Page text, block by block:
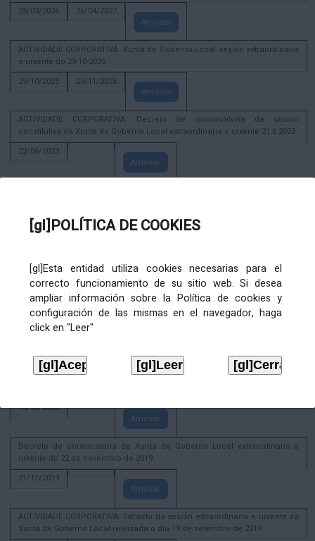
[gl]POLÍTICA DE COOKIES
[gl]Esta entidad utiliza cookies necesarias para el
correcto funcionamiento de su sitio web. Si desea
ampliar información sobre la Política de cookies y
configuración de las mismas en el navegador, haga
click en "Leer"
25/03/2026
26/04/2027
Amosar
ACTIVIDADE CORPORATIVA. Xunta de Goberno Local sesión extraordinaria
e urxente do 29-10-2025
29/10/2025
29/11/2026
Amosar
ACTIVIDADE CORPORATIVA. Decreto de convocatoria da sesión
constitutiva da Xunta de Goberno Local extraordinaria e urxente 21.6.2023
22/06/2023
Amosar
Amosar
28/12/2020
Amosar
ACTIVIDADE CORPORATIVA. Extracto do Pleno ordinario de data 2.7.2020
ACTIVIDADE CORPORATIVA. Extracto da Xunta de Goberno Local de 17 de
18/06/2020
Amosar
Decreto de convocatoria de Xunta de Goberno Local extraordinaria e
urxente do 22 de novembro de 2019
21/11/2019
Amosar
ACTIVIDADE CORPORATIVA. Extracto da sesión extraordinaria e urxente da
Xunta de Goberno Local realizada o día 19 de setembro de 2019